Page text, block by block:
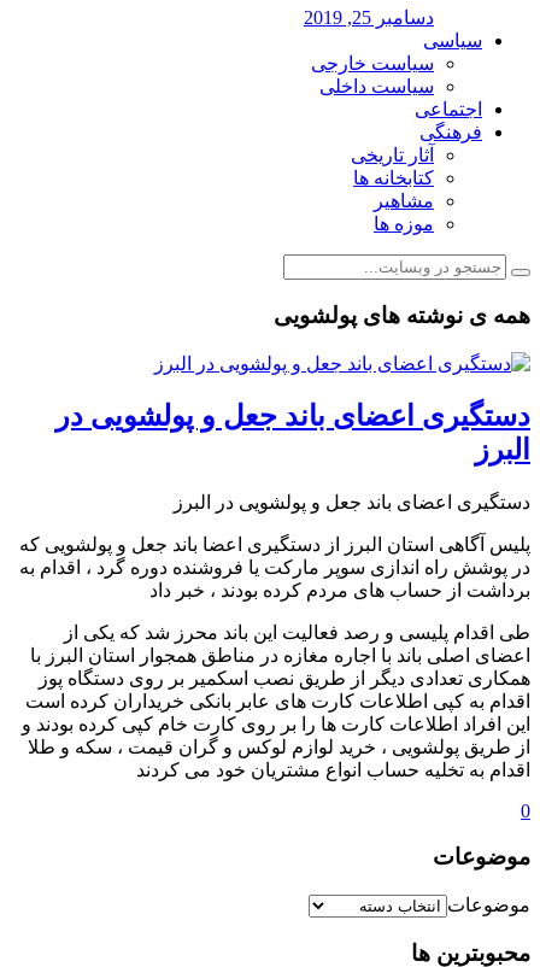
دسامبر 25, 2019
سیاسی
سیاست خارجی
سیاست داخلی
اجتماعی
فرهنگی
آثار تاریخی
کتابخانه ها
مشاهیر
موزه ها
همه ی نوشته های پولشویی
دستگیری اعضای باند جعل و پولشویی در
البرز
دستگیری اعضای باند جعل و پولشویی در البرز
پلیس آگاهی استان البرز از دستگیری اعضا باند جعل و پولشویی که
در پوشش راه اندازی سوپر مارکت یا فروشنده دوره‌ گرد ، اقدام به
برداشت از حساب‌ های مردم کرده بودند ، خبر داد
طی اقدام پلیسی و رصد فعالیت‌ این باند محرز شد که یکی از
اعضای اصلی باند با اجاره مغازه در مناطق همجوار استان البرز با
همکاری تعدادی دیگر از طریق نصب اسکمیر بر روی دستگاه پوز
اقدام به کپی اطلاعات کارت‌ های عابر بانکی خریداران کرده است
این افراد اطلاعات کارت ‌ها را بر روی کارت‌ خام کپی کرده بودند و
از طریق پولشویی ، خرید لوازم لوکس و گران قیمت ، سکه و طلا
اقدام به تخلیه حساب انواع مشتریان خود می‌ کردند
0
موضوعات
موضوعات
محبوبترین ها